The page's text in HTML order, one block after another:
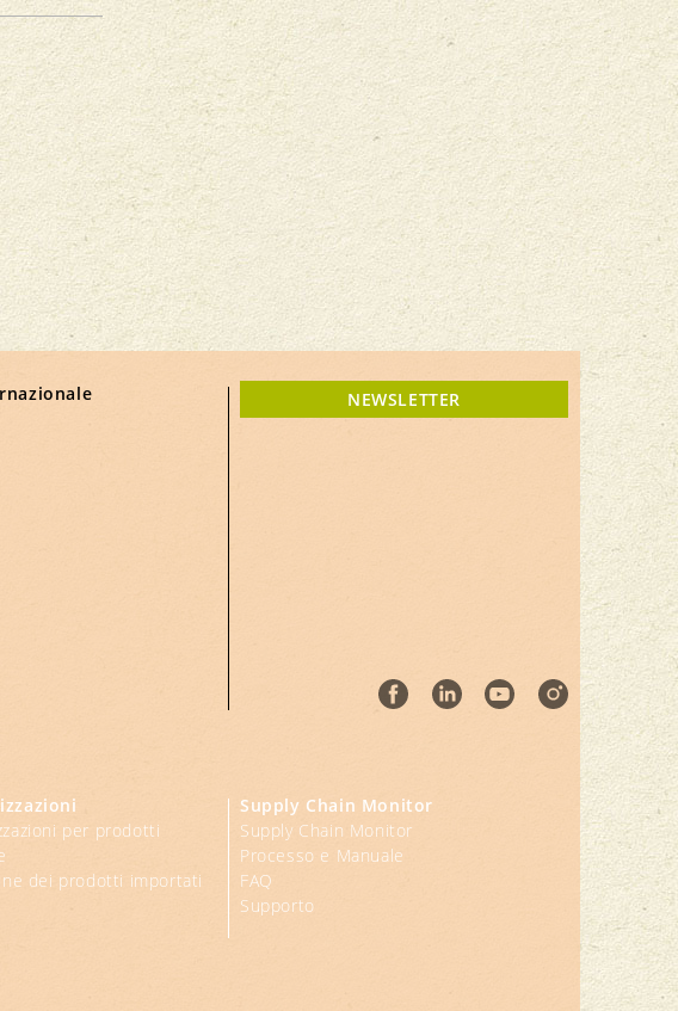
NEWSLETTER
per prodotti
dei prodotti importati
Supply Chain Monitor
Supply Chain Monitor
Processo e Manuale
FAQ
Supporto